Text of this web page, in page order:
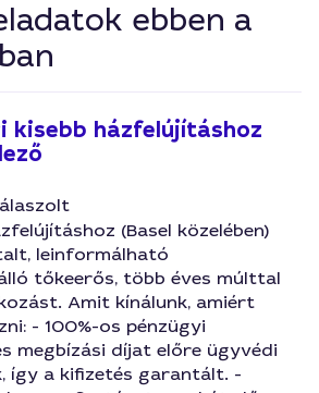
ebben a
kisebb házfelújításhoz
(Basel közelében)
leinformálható
tőkeerős, több éves múlttal
Amit kínálunk, amiért
- 100%-os pénzügyi
megbízási díjat előre ügyvédi
így a kifizetés garantált. -